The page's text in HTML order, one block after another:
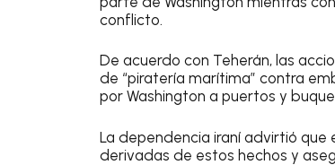
conflicto.
De acuerdo con Teherán, las
de “piratería marítima” contra
por Washington a puertos y
La dependencia iraní advirtió que
derivadas de estos hechos y